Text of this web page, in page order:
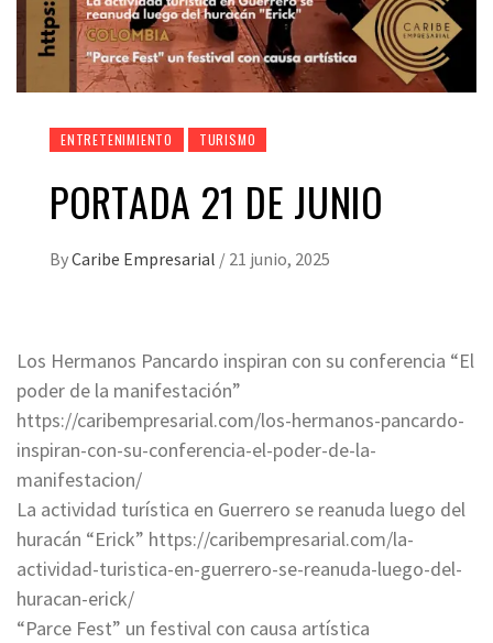
ENTRETENIMIENTO TURISMO
PORTADA 21 DE JUNIO
ByCaribe Empresarial / 21 junio, 2025
Los Hermanos Pancardo inspiran con su conferencia “El
poder de la manifestación”
https://caribempresarial.com/los-hermanos-pancardo-
inspiran-con-su-conferencia-el-poder-de-la-
manifestacion/
La actividad turística en Guerrero se reanuda luego del
huracán “Erick” https://caribempresarial.com/la-
actividad-turistica-en-guerrero-se-reanuda-luego-del-
huracan-erick/
“Parce Fest” un festival con causa artística